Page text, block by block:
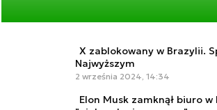
X zablokowany w Brazylii.
Najwyższym
2 września 2024, 14:34
Elon Musk zamknął biuro